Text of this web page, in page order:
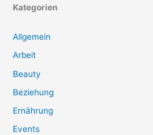
Kategorien
Allgemein
Arbeit
Beauty
Beziehung
Ernährung
Events